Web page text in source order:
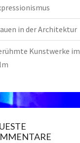
in der Architektur
Kunstwerke im